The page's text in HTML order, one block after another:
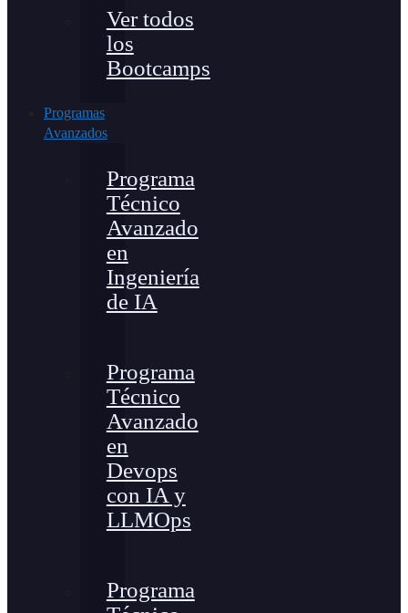
Ver todos
los
Bootcamps
Programas
Avanzados
Programa
Técnico
Avanzado
en
Ingeniería
de IA
Programa
Técnico
Avanzado
en
Devops
con IA y
LLMOps
Programa